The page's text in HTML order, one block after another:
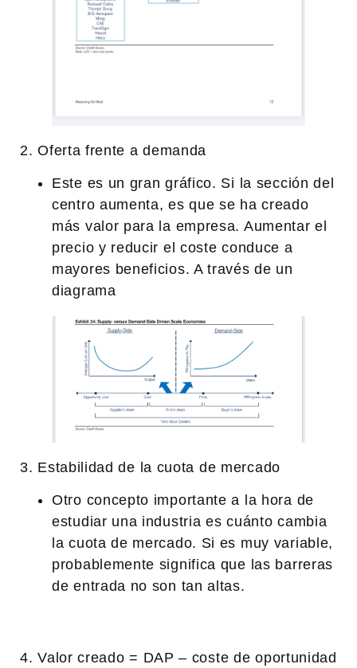
2. Oferta frente a demanda
Este es un gran gráfico. Si la sección del
centro aumenta, es que se ha creado
más valor para la empresa. Aumentar el
precio y reducir el coste conduce a
mayores beneficios. A través de un
diagrama
3. Estabilidad de la cuota de mercado
Otro concepto importante a la hora de
estudiar una industria es cuánto cambia
la cuota de mercado. Si es muy variable,
probablemente significa que las barreras
de entrada no son tan altas.
4. Valor creado = DAP – coste de oportunidad